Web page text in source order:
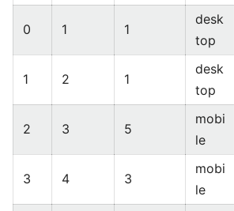
0 1 1
desk
top
1 2 1
desk
top
2 3 5
mobi
le
3 4 3
mobi
le